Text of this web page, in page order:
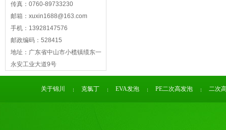
传真：0760-89733230
邮箱：xuxin1688@163.com
手机：13928147576
邮政编码：528415
地址：广东省中山市小榄镇绩东一
永安工业大道9号
关于锦川 克氯丁 EVA发泡 PE二次高发泡 二次